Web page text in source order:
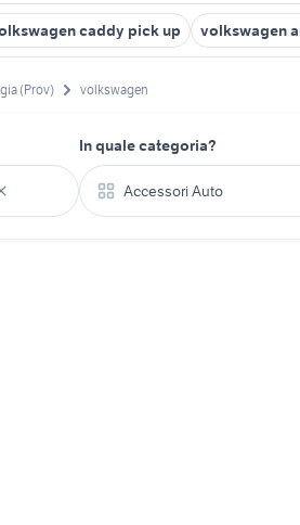
caddy pick up volkswagen
(Prov) volkswagen
In quale categoria?
Accessori Auto